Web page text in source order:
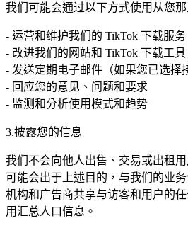
我们可能会通过以下方式使用从您那
- 运营和维护我们的 TikTok 下载服务
- 改进我们的网站和 TikTok 下载工
- 发送定期电子邮件（如果您已选择
- 回应您的意见、问题和要求
- 监测和分析使用模式和趋势
3.披露您的信息
我们不会向他人出售、交易或出租
可能会出于上述目的，与我们的业
机构和广告商共享与访客和用户的
用汇总人口信息。